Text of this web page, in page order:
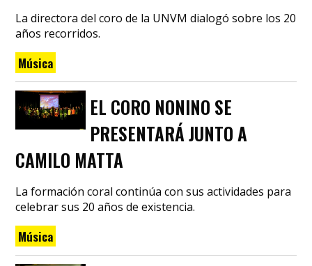
La directora del coro de la UNVM dialogó sobre los 20
años recorridos.
Música
EL CORO NONINO SE
PRESENTARÁ JUNTO A
CAMILO MATTA
La formación coral continúa con sus actividades para
celebrar sus 20 años de existencia.
Música